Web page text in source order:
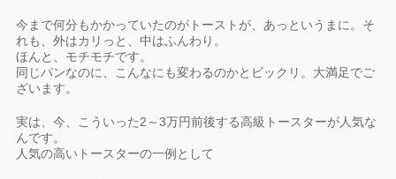
今まで何分もかかっていたのがトーストが、あっというまに。そ
れも、外はカリっと、中はふんわり。
ほんと、モチモチです。
同じパンなのに、こんなにも変わるのかとビックリ。大満足でご
ざいます。
実は、今、こういった2～3万円前後する高級トースターが人気な
んです。
人気の高いトースターの一例として